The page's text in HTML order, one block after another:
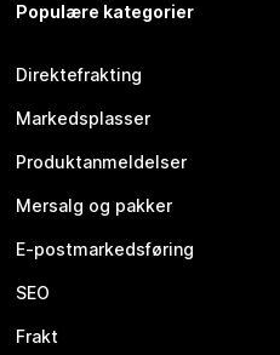
Populære kategorier
Direktefrakting
Markedsplasser
Produktanmeldelser
Mersalg og pakker
E-postmarkedsføring
SEO
Frakt